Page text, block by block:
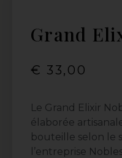
Grand
€ 33,00
Le Grand Elixir
élaborée
bouteille selon le
l’entreprise